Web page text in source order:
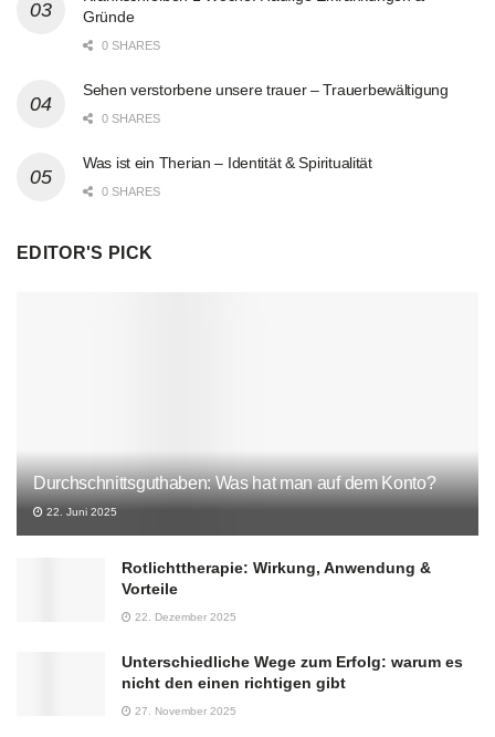
Gründe
0 SHARES
Sehen verstorbene unsere trauer – Trauerbewältigung
0 SHARES
Was ist ein Therian – Identität & Spiritualität
0 SHARES
EDITOR'S PICK
Durchschnittsguthaben: Was hat man auf dem Konto?
22. Juni 2025
Rotlichttherapie: Wirkung, Anwendung &
Vorteile
22. Dezember 2025
Unterschiedliche Wege zum Erfolg: warum es
nicht den einen richtigen gibt
27. November 2025